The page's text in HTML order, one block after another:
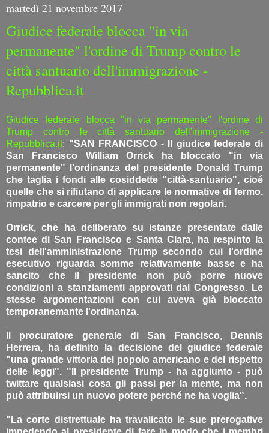
martedì 21 novembre 2017
Giudice federale blocca "in via
permanente" l'ordine di Trump contro le
città santuario dell'immigrazione -
Repubblica.it
Giudice federale blocca "in via permanente" l'ordine di
Trump contro le città santuario dell'immigrazione -
Repubblica.it: "SAN FRANCISCO - Il giudice federale di
San Francisco William Orrick ha bloccato "in via
permanente" l'ordinanza del presidente Donald Trump
che taglia i fondi alle cosiddette "città-santuario", cioé
quelle che si rifiutano di applicare le normative di fermo,
rimpatrio e carcere per gli immigrati non regolari.
Orrick, che ha deliberato su istanze presentate dalle
contee di San Francisco e Santa Clara, ha respinto la
tesi dell'amministrazione Trump secondo cui l'ordine
esecutivo riguarda somme relativamente basse e ha
sancito che il presidente non può porre nuove
condizioni a stanziamenti approvati dal Congresso. Le
stesse argomentazioni con cui aveva già bloccato
temporanemante l'ordinanza.
Il procuratore generale di San Francisco, Dennis
Herrera, ha definito la decisione del giudice federale
"una grande vittoria del popolo americano e del rispetto
delle leggi". "Il presidente Trump - ha aggiunto - può
twittare qualsiasi cosa gli passi per la mente, ma non
può attribuirsi un nuovo potere perché ne ha voglia".
"La corte distrettuale ha travalicato le sue prerogative